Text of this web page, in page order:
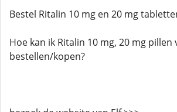
Bestel Ritalin 10 mg en 20 mg
Hoe kan ik Ritalin 10 mg, 20 mg pillen
bestellen/kopen?